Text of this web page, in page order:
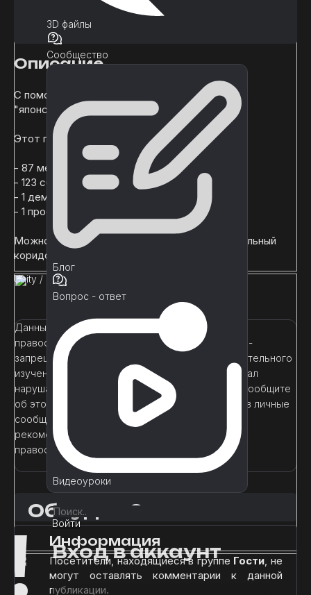
3D файлы
Сообщество
Блог
Вопрос - ответ
Видеоуроки
Войти
Вход в аккаунт
Описание
С помощью этого пакета вы можете создать
"японский школьный лазарет".
Этот пакет содержит:
- 87 мешей.
- 123 сборных.
- 1 демонстрационная сцена.
- 1 профиль стека постобработки v2.
Можно подключиться к активу "Японский школьный
коридор", который продается отдельно.
Unity / 3D
Данный материал является собственностью
правообладателя. Использование в коммерции -
запрещено! Только в учебных целях и самостоятельного
изучения. Если Вы считаете, что данный материал
нарушает ваши авторские права, пожалуйста, сообщите
об этом нам на почту support@unityhub.pro или в личные
сообщения
главному администратору
рекомендуем ознакомиться с информацией для
правообладателей
Обсудим?
! Информация
Посетители, находящиеся в группе Гости, не
могут оставлять комментарии к данной
публикации.